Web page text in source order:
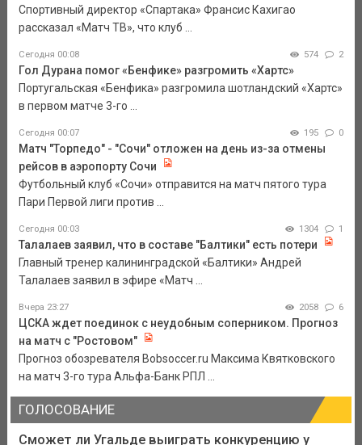
Спортивный директор «Спартака» Франсис Кахигао
рассказал «Матч ТВ», что клуб ...
Сегодня 00:08 574 2
Гол Дурана помог «Бенфике» разгромить «Хартс»
Португальская «Бенфика» разгромила шотландский «Хартс»
в первом матче 3-го ...
Сегодня 00:07 195 0
Матч "Торпедо" - "Сочи" отложен на день из-за отмены
рейсов в аэропорту Сочи
Футбольный клуб «Сочи» отправится на матч пятого тура
Пари Первой лиги против ...
Сегодня 00:03 1304 1
Талалаев заявил, что в составе "Балтики" есть потери
Главный тренер калининградской «Балтики» Андрей
Талалаев заявил в эфире «Матч ...
Вчера 23:27 2058 6
ЦСКА ждет поединок с неудобным соперником. Прогноз
на матч с "Ростовом"
Прогноз обозревателя Bobsoccer.ru Максима Квятковского
на матч 3-го тура Альфа-Банк РПЛ ...
ГОЛОСОВАНИЕ
Сможет ли Угальде выиграть конкуренцию у